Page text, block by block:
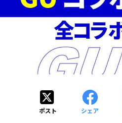
ポスト シェア